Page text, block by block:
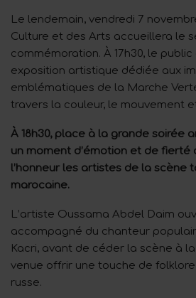
Le lendemain, vendredi 7
Culture et des Arts accueillera le
commémoration. À 17h30, le
exposition artistique dédiée aux
emblématiques de la Marche
travers la couleur, le mouvement
À 18h30, place à la grande soirée
un moment d’émotion et de fierté
l’honneur les artistes de la scène
marocaine.
L’artiste Oussama Abdel Daim
accompagné du chanteur
Kacri, avant de céder la scène à
venue offrir une touche de
russe.